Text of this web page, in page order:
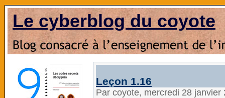
Le cyberblog du coyote
Leçon 1.16
Par coyote, mercredi 28